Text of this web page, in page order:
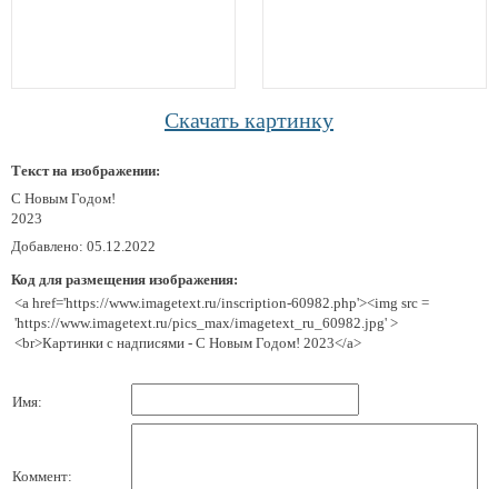
Скачать картинку
Текст на изображении:
С Новым Годом!
2023
Добавлено: 05.12.2022
Код для размещения изображения:
<a href='https://www.imagetext.ru/inscription-60982.php'><img src =
'https://www.imagetext.ru/pics_max/imagetext_ru_60982.jpg' >
<br>Картинки с надписями - С Новым Годом! 2023</a>
Имя:
Коммент: